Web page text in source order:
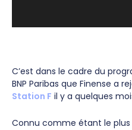
C’est dans le cadre du
BNP Paribas que Finense a
Station F il y a quelques
Connu comme étant le